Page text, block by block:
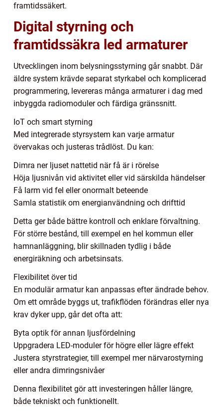
framtidssäkert.
Digital styrning och
framtidssäkra led armaturer
Utvecklingen inom belysningsstyrning går snabbt. Där
äldre system krävde separat styrkabel och komplicerad
programmering, levereras många armaturer i dag med
inbyggda radiomoduler och färdiga gränssnitt.
IoT och smart styrning
Med integrerade styrsystem kan varje armatur
övervakas och justeras trådlöst. Du kan:
Dimra ner ljuset nattetid när få är i rörelse
Höja ljusnivån vid aktivitet eller vid särskilda händelser
Få larm vid fel eller onormalt beteende
Samla statistik om energianvändning och drifttid
Detta ger både bättre kontroll och enklare förvaltning.
För större bestånd, till exempel en hel kommun eller
hamnanläggning, blir skillnaden tydlig i både
energiräkning och arbetsinsats.
Flexibilitet över tid
En modulär armatur kan anpassas efter ändrade behov.
Om ett område byggs ut, trafikflöden förändras eller nya
krav dyker upp, går det ofta att:
Byta optik för annan ljusfördelning
Uppgradera LED-moduler för högre eller lägre effekt
Justera styrstrategier, till exempel mer närvarostyrning
eller andra dimringsnivåer
Denna flexibilitet gör att investeringen håller längre,
både tekniskt och funktionellt.